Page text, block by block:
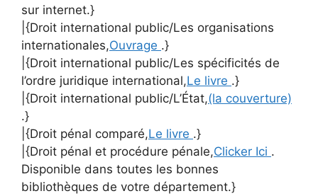
sur internet.}
|{Droit international public/Les organisations
internationales,Ouvrage .}
|{Droit international public/Les spécificités de
l’ordre juridique international,Le livre .}
|{Droit international public/L’État,(la couverture)
.}
|{Droit pénal comparé,Le livre .}
|{Droit pénal et procédure pénale,Clicker Ici .
Disponible dans toutes les bonnes
bibliothèques de votre département.}